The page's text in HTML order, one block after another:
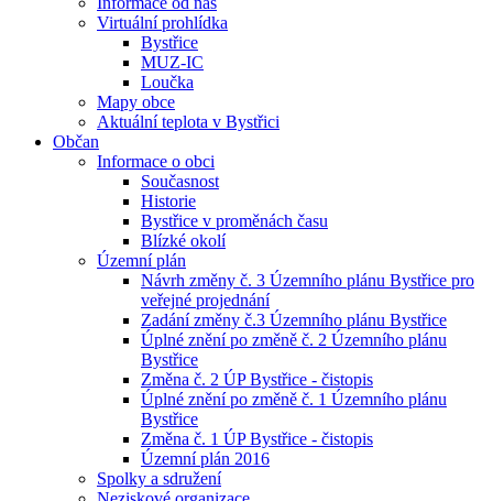
Virtuální prohlídka
Bystřice
MUZ-IC
Loučka
Mapy obce
Aktuální teplota v Bystřici
Občan
Informace o obci
Současnost
Historie
Bystřice v proměnách času
Blízké okolí
Územní plán
Návrh změny č. 3 Územního plánu Bystřice pro
veřejné projednání
Zadání změny č.3 Územního plánu Bystřice
Úplné znění po změně č. 2 Územního plánu
Bystřice
Změna č. 2 ÚP Bystřice - čistopis
Úplné znění po změně č. 1 Územního plánu
Bystřice
Změna č. 1 ÚP Bystřice - čistopis
Územní plán 2016
Spolky a sdružení